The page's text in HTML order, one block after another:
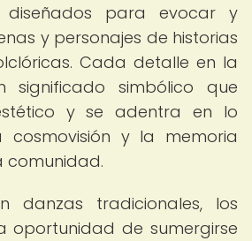
diseñados para evocar y
y personajes de historias
Cada detalle en la
significado simbólico que
y se adentra en lo
y la memoria
comunidad.
danzas tradicionales, los
oportunidad de sumergirse